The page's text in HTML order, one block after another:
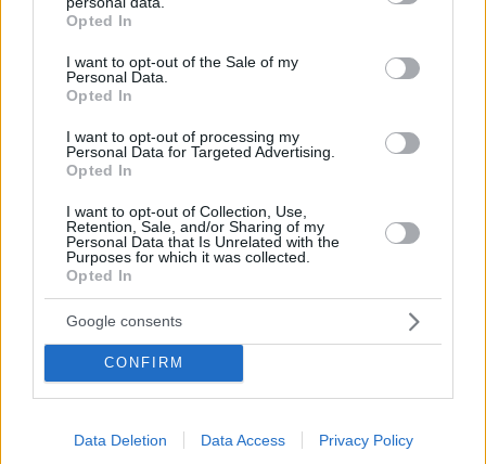
grant or deny consent to Google and its third-party tags to
use your data for below specified purposes in below Google
consent section.
Opted In
I want to opt-out of the Sale of my
Personal Data.
Opted In
I want to opt-out of processing my
Personal Data for Targeted Advertising.
Opted In
I want to opt-out of Collection, Use,
Retention, Sale, and/or Sharing of my
Personal Data that Is Unrelated with the
Purposes for which it was collected.
Opted In
Google consents
CONFIRM
Data Deletion Data Access Privacy Policy
Χρίστος Κούγιας: Η προσωπική μου ζωή δεν
μπορεί να είναι αντικείμενο φημών ή σεναρίων
που παρουσιάζονται ως πραγματικά γεγονότα
06.08.2026, 22:24